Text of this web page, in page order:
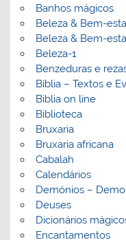
Banhos mágicos
Beleza & Bem-
Beleza & Bem-
Beleza-1
Benzeduras e
Bíblia – Textos e
Biblia on line
Biblioteca
Bruxaria
Bruxaria africana
Cabalah
Calendários
Demónios –
Deuses
Dicionários
Encantamentos